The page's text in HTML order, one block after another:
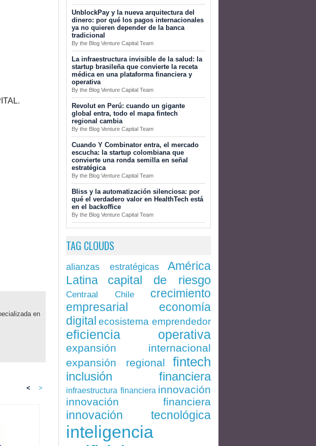
en
< >
UnblockPay y la nueva arquitectura del
dinero: por qué los pagos internacionales
ya no quieren depender de la banca
tradicional
By the Blog Venture Capital Team
La infraestructura invisible de la salud: la
startup brasileña que convierte la receta
médica en una plataforma financiera y
operativa
By the Blog Venture Capital Team
Revolut en Perú: cuando un gigante
global entra, todo el mapa fintech
regional cambia
By the Blog Venture Capital Team
Cuando Y Combinator entra, el mercado
escucha: la startup colombiana que
convierte una ronda semilla en señal
estratégica
By the Blog Venture Capital Team
Bliss y la automatización silenciosa: por
qué el verdadero valor en HealthTech está
en el backoffice
By the Blog Venture Capital Team
TAG CLOUDS
alianzas estratégicas
América
Latina
capital de riesgo
Centraal Chile
crecimiento
empresarial
economía
digital ecosistema emprendedor
eficiencia operativa
expansión internacional
expansión regional
fintech
inclusión financiera
infraestructura financiera innovación
innovación financiera
innovación tecnológica
inteligencia